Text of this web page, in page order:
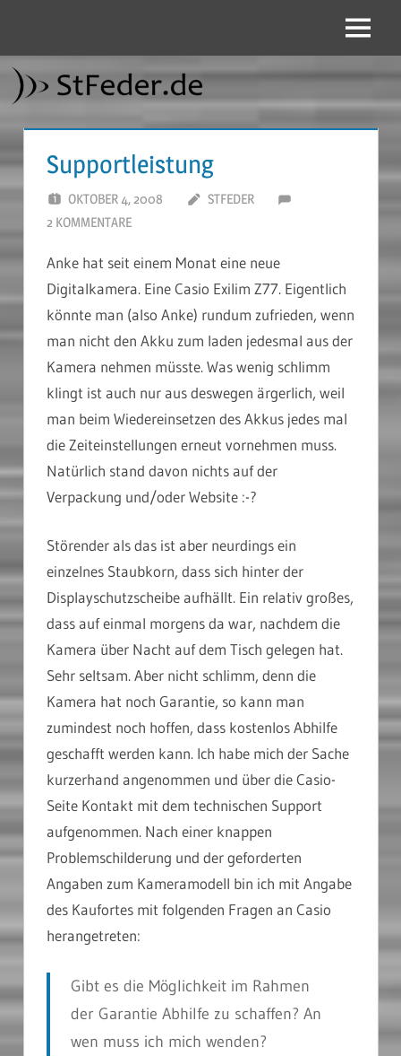
springen
Menü
Supportleistung
OKTOBER 4, 2008
STFEDER
2 KOMMENTARE
Anke hat seit einem Monat eine neue
Digitalkamera. Eine Casio Exilim Z77. Eigentlich
könnte man (also Anke) rundum zufrieden, wenn
man nicht den Akku zum laden jedesmal aus der
Kamera nehmen müsste. Was wenig schlimm
klingt ist auch nur aus deswegen ärgerlich, weil
man beim Wiedereinsetzen des Akkus jedes mal
die Zeiteinstellungen erneut vornehmen muss.
Natürlich stand davon nichts auf der
Verpackung und/oder Website :-?
Störender als das ist aber neurdings ein
einzelnes Staubkorn, dass sich hinter der
Displayschutzscheibe aufhällt. Ein relativ großes,
dass auf einmal morgens da war, nachdem die
Kamera über Nacht auf dem Tisch gelegen hat.
Sehr seltsam. Aber nicht schlimm, denn die
Kamera hat noch Garantie, so kann man
zumindest noch hoffen, dass kostenlos Abhilfe
geschafft werden kann. Ich habe mich der Sache
kurzerhand angenommen und über die Casio-
Seite Kontakt mit dem technischen Support
aufgenommen. Nach einer knappen
Problemschilderung und der geforderten
Angaben zum Kameramodell bin ich mit Angabe
des Kaufortes mit folgenden Fragen an Casio
herangetreten:
Gibt es die Möglichkeit im Rahmen
der Garantie Abhilfe zu schaffen? An
wen muss ich mich wenden?